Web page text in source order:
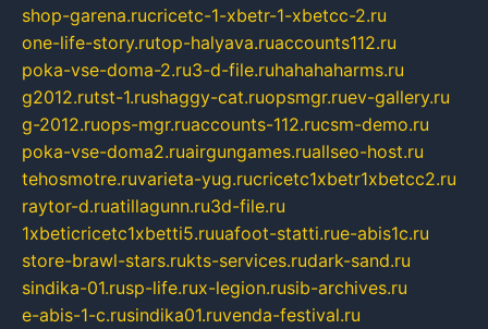
shop-garena.rucricetc-1-xbetr-1-xbetcc-2.ru
one-life-story.rutop-halyava.ruaccounts112.ru
poka-vse-doma-2.ru3-d-file.ruhahahaharms.ru
g2012.rutst-1.rushaggy-cat.ruopsmgr.ruev-gallery.ru
g-2012.ruops-mgr.ruaccounts-112.rucsm-demo.ru
poka-vse-doma2.ruairgungames.ruallseo-host.ru
tehosmotre.ruvarieta-yug.rucricetc1xbetr1xbetcc2.ru
raytor-d.ruatillagunn.ru3d-file.ru
1xbeticricetc1xbetti5.ruuafoot-statti.rue-abis1c.ru
store-brawl-stars.rukts-services.rudark-sand.ru
sindika-01.rusp-life.rux-legion.rusib-archives.ru
e-abis-1-c.rusindika01.ruvenda-festival.ru